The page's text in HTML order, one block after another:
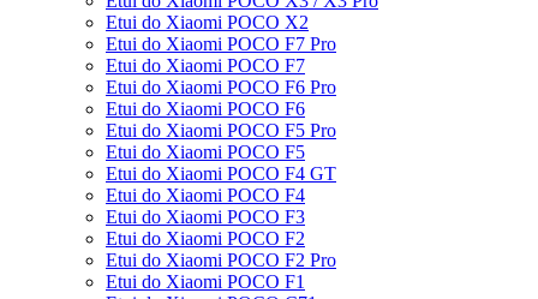
Etui do Xiaomi POCO X2
Etui do Xiaomi POCO F7 Pro
Etui do Xiaomi POCO F7
Etui do Xiaomi POCO F6 Pro
Etui do Xiaomi POCO F6
Etui do Xiaomi POCO F5 Pro
Etui do Xiaomi POCO F5
Etui do Xiaomi POCO F4 GT
Etui do Xiaomi POCO F4
Etui do Xiaomi POCO F3
Etui do Xiaomi POCO F2
Etui do Xiaomi POCO F2 Pro
Etui do Xiaomi POCO F1